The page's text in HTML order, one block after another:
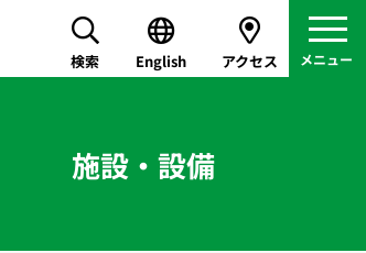
検索
English アクセス
施設・設備